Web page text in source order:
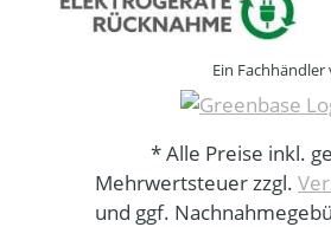
Ein Fachhändler
* Alle Preise inkl.
Mehrwertsteuer zzgl.
und ggf.